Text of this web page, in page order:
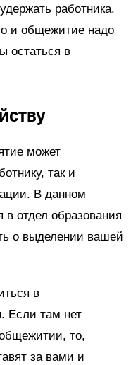
работника.
и общежитие надо
остаться в
может
так и
В данном
отдел образования
о выделении вашей
в
Если там нет
то,
за вами и